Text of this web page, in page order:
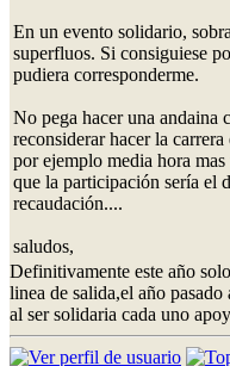
En un evento solidario,
superfluos. Si consiguiese
pudiera corresponderme.
No pega hacer una andaina
reconsiderar hacer la
por ejemplo media hora
que la participación sería el
recaudación....
saludos,
Definitivamente este año
linea de salida,el año
al ser solidaria cada uno